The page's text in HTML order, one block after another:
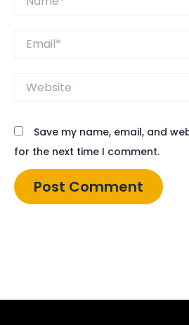
Website
Save my name, email, and
for the next time I comment.